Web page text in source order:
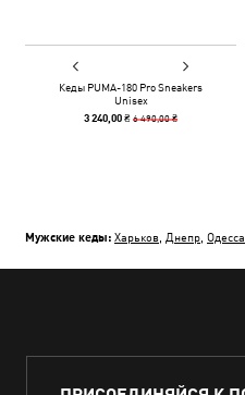
Кеды PUMA-180 Pro Sneakers
Unisex
3 240,00 ₴6 490,00 ₴
Мужские кеды: Харьков Днепр Одесса